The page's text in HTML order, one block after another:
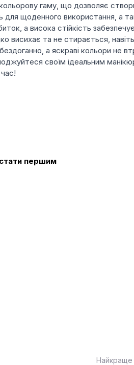
гаму, що дозволяє
для щоденного використання, а
а висока стійкість
висихає та не стирається,
а яскраві кольори не
своїм ідеальним
першим
Найкраще